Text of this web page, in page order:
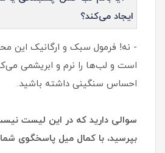
ایجاد می‌کند؟
- نه! فرمول سبک و ارگانیک این
است و لب‌ها را نرم و ابریشمی
احساس سنگینی داشته باشید.
سوالی دارید که در این لیست
بپرسید، با کمال میل پاسخگوی